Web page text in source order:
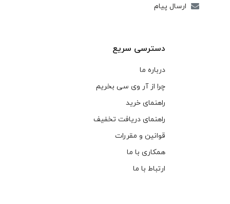
ارسال پیام
دسترسی سریع
درباره ما
چرا از آر وی سی بخریم
راهنمای خرید
راهنمای دریافت تخفیف
قوانین و مقررات
همکاری با ما
ارتباط با ما